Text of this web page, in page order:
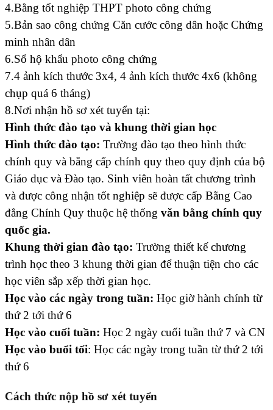
4.Bằng tốt nghiệp THPT photo công chứng
5.Bản sao công chứng Căn cước công dân hoặc Chứng
minh nhân dân
6.Sổ hộ khẩu photo công chứng
7.4 ảnh kích thước 3x4, 4 ảnh kích thước 4x6 (không
chụp quá 6 tháng)
8.Nơi nhận hồ sơ xét tuyển tại:
Hình thức đào tạo và khung thời gian học
Hình thức đào tạo: Trường đào tạo theo hình thức
chính quy và bằng cấp chính quy theo quy định của bộ
Giáo dục và Đào tạo. Sinh viên hoàn tất chương trình
và được công nhận tốt nghiệp sẽ được cấp Bằng Cao
đẳng Chính Quy thuộc hệ thống văn bằng chính quy
quốc gia.
Khung thời gian đào tạo: Trường thiết kế chương
trình học theo 3 khung thời gian để thuận tiện cho các
học viên sắp xếp thời gian học.
Học vào các ngày trong tuần: Học giờ hành chính từ
thứ 2 tới thứ 6
Học vào cuối tuần: Học 2 ngày cuối tuần thứ 7 và CN
Học vào buổi tối: Học các ngày trong tuần từ thứ 2 tới
thứ 6
Cách thức nộp hồ sơ xét tuyển